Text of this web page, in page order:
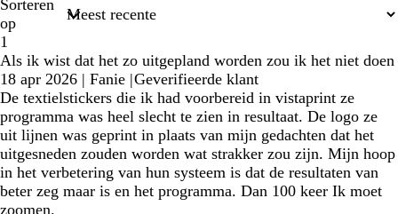
Sorteren
op
1
Als ik wist dat het zo uitgepland worden zou ik het niet doen
18 apr 2026 | Fanie |Geverifieerde klant
De textielstickers die ik had voorbereid in vistaprint ze
programma was heel slecht te zien in resultaat. De logo ze
uit lijnen was geprint in plaats van mijn gedachten dat het
uitgesneden zouden worden wat strakker zou zijn. Mijn hoop
in het verbetering van hun systeem is dat de resultaten van
beter zeg maar is en het programma. Dan 100 keer Ik moet
zoomen.